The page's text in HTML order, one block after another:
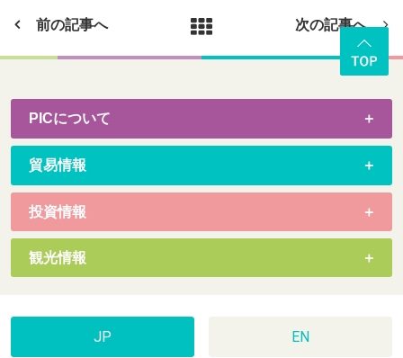
前の記事へ 次の記事へ
PICについて
貿易情報
投資情報
観光情報
JP EN